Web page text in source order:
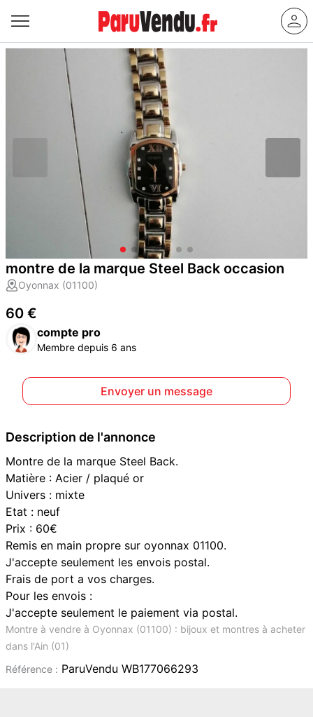
montre de la marque Steel Back occasion
Oyonnax (01100)
60 €
compte pro
Membre depuis 6 ans
Envoyer un message
Description de l'annonce
Montre de la marque Steel Back.
Matière : Acier / plaqué or
Univers : mixte
Etat : neuf
Prix : 60€
Remis en main propre sur oyonnax 01100.
J'accepte seulement les envois postal.
Frais de port a vos charges.
Pour les envois :
J'accepte seulement le paiement via postal.
Montre à vendre à Oyonnax (01100) : bijoux et montres à acheter
dans l'Ain (01)
Référence : ParuVendu WB177066293